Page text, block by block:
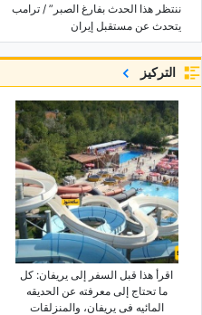
ننتظر هذا الحدث بفارغ الصبر” / ترامب
یتحدث عن مستقبل إیران
التركيز
اقرأ هذا قبل السفر إلى یریفان: کل
ما تحتاج إلى معرفته عن الحدیقه
المائیه فی یریفان، والمنزلقات